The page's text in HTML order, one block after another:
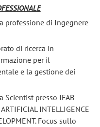
professione di Ingegnere
di ricerca in
per il
e la gestione dei
Scientist presso IFAB
INTELLIGENCE
Focus sullo